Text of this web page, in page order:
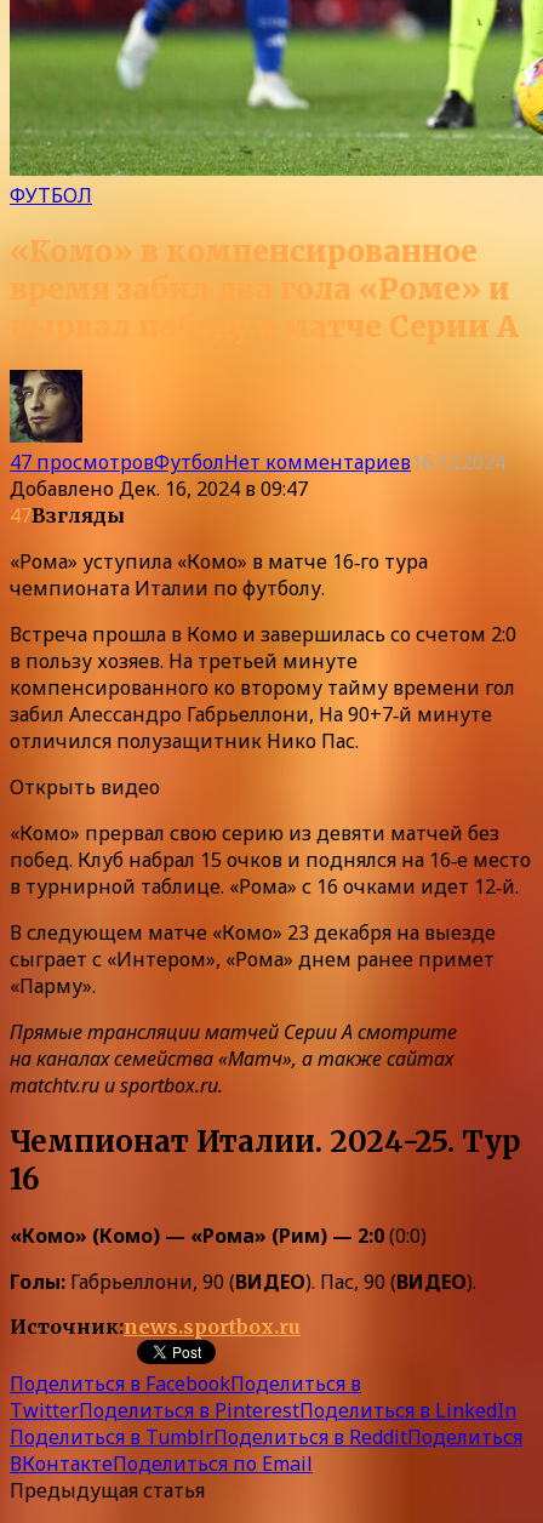
ФУТБОЛ
«Комо» в компенсированное
время забил два гола «Роме» и
вырвал победу в матче Серии А
47 просмотровФутболНет комментариев16.12.2024
ДобавленоДек. 16, 2024 в 09:47
47Взгляды
«Рома» уступила «Комо» в матче 16‑го тура
чемпионата Италии по футболу.
Встреча прошла в Комо и завершилась со счетом 2:0
в пользу хозяев. На третьей минуте
компенсированного ко второму тайму времени гол
забил Алессандро Габрьеллони, На 90+7‑й минуте
отличился полузащитник Нико Пас.
Открыть видео
«Комо» прервал свою серию из девяти матчей без
побед. Клуб набрал 15 очков и поднялся на 16‑е место
в турнирной таблице. «Рома» с 16 очками идет 12‑й.
В следующем матче «Комо» 23 декабря на выезде
сыграет с «Интером», «Рома» днем ранее примет
«Парму».
Прямые трансляции матчей Серии А смотрите
на каналах семейства «Матч», а также сайтах
matchtv.ru и sportbox.ru.
Чемпионат Италии. 2024-25. Тур
16
«Комо» (Комо) — «Рома» (Рим) — 2:0(0:0)
Голы: Габрьеллони, 90 (ВИДЕО). Пас, 90 (ВИДЕО).
Источник:news.sportbox.ru
Поделиться в FacebookПоделиться в
TwitterПоделиться в PinterestПоделиться в LinkedIn
Поделиться в TumblrПоделиться в RedditПоделиться
ВКонтактеПоделиться по Email
Предыдущая статья